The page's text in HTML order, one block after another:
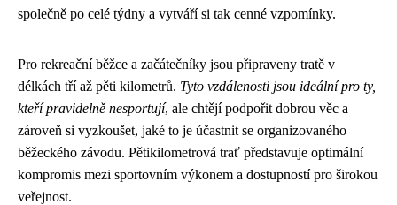
společně po celé týdny a vytváří si tak cenné vzpomínky.
Pro rekreační běžce a začátečníky jsou připraveny tratě v
délkách tří až pěti kilometrů. Tyto vzdálenosti jsou ideální pro ty,
kteří pravidelně nesportují, ale chtějí podpořit dobrou věc a
zároveň si vyzkoušet, jaké to je účastnit se organizovaného
běžeckého závodu. Pětikilometrová trať představuje optimální
kompromis mezi sportovním výkonem a dostupností pro širokou
veřejnost.